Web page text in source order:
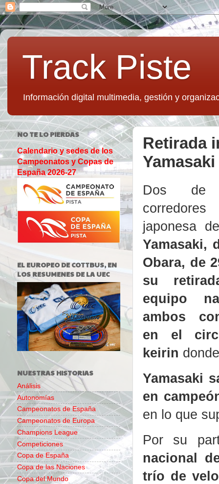
Track Piste
Información digital multimedia, gestión y
Retirada
Dos de
japonesa
Yamasaki,
Obara, de
su
equipo
ambos
en el
keirin
Yamasaki
en
en lo que
Por su
nacional
trío de
NO TE LO PIERDAS
Calendario y sedes de los
Campeonatos y Copas de
España 2026-27
EL EUROPEO DE COTTBUS, EN
LOS RESUMENES DE LA UEC
NUESTRAS HISTORIAS
Análisis
Autonomías
Campeonatos de España
Campeonatos de Europa
Champions League
Competiciones
Copa de España
Copa de las Naciones
Copa del Mundo